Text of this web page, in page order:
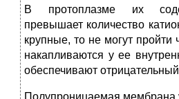
В протоплазме их
превышает количество
крупные, то не могут
накапливаются у ее
обеспечивают